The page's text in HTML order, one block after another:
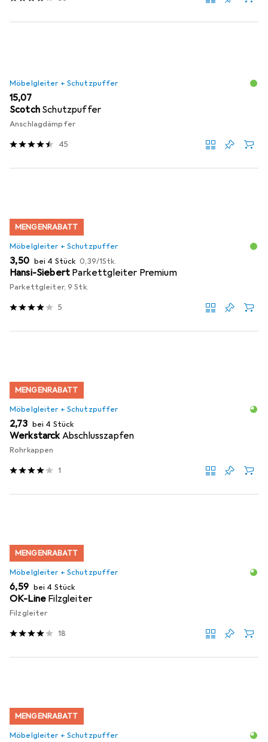
Möbelgleiter + Schutzpuffer
EUR
15,07
Scotch Schutzpuffer
Anschlagdämpfer
45
MENGENRABATT
Möbelgleiter + Schutzpuffer
EUR
3,50 bei 4 Stück EUR
0,39/1Stk.
Hansi-Siebert Parkettgleiter Premium
Parkettgleiter, 9 Stk.
5
MENGENRABATT
Möbelgleiter + Schutzpuffer
EUR
2,73 bei 4 Stück
WerkstarckAbschlusszapfen
Rohrkappen
1
MENGENRABATT
Möbelgleiter + Schutzpuffer
EUR
6,59 bei 4 Stück
OK-Line Filzgleiter
Filzgleiter
18
MENGENRABATT
Möbelgleiter + Schutzpuffer